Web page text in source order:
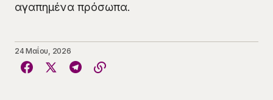
αγαπημένα πρόσωπα.
24 Μαΐου, 2026